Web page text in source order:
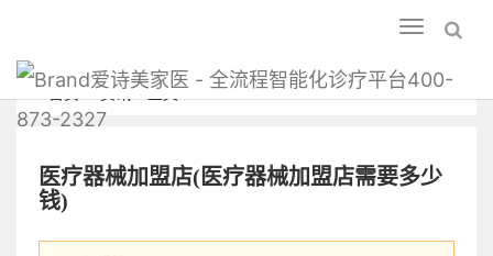
Toggle
navigation
爱诗美家医 - 全流程智能化诊疗平台400-
873-2327
首页 资讯 正文
医疗器械加盟店(医疗器械加盟店需要多少
钱)